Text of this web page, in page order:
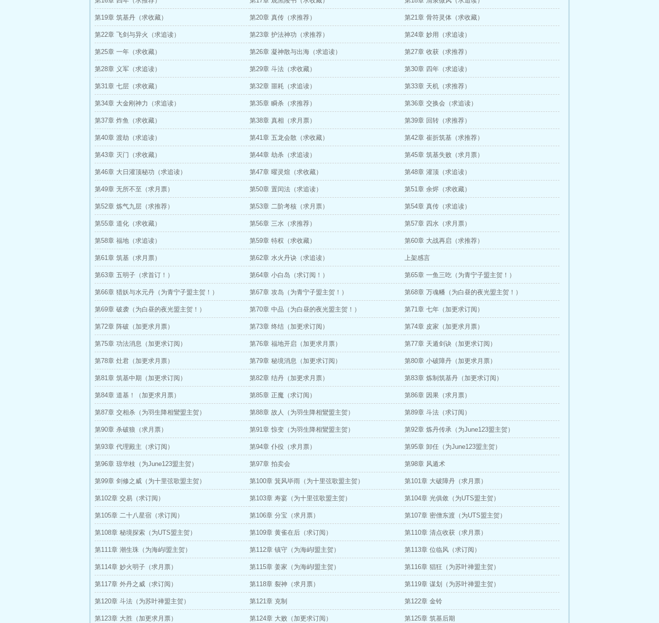
第19章 筑基丹（求收藏） 第20章 真传（求推荐） 第21章 骨符灵体（求收藏）
第22章 飞剑与异火（求追读） 第23章 护法神功（求推荐） 第24章 妙用（求追读）
第25章 一年（求收藏） 第26章 凝神散与出海（求追读） 第27章 收获（求推荐）
第28章 义军（求追读） 第29章 斗法（求收藏） 第30章 四年（求追读）
第31章 七层（求收藏） 第32章 噩耗（求追读） 第33章 天机（求推荐）
第34章 大金刚神力（求追读） 第35章 瞬杀（求推荐） 第36章 交换会（求追读）
第37章 炸鱼（求收藏） 第38章 真相（求月票） 第39章 回转（求推荐）
第40章 渡劫（求追读） 第41章 五龙会散（求收藏） 第42章 崔折筑基（求推荐）
第43章 灭门（求收藏） 第44章 劫杀（求追读） 第45章 筑基失败（求月票）
第46章 大日灌顶秘功（求追读） 第47章 曜灵煊（求收藏） 第48章 灌顶（求追读）
第49章 无所不至（求月票） 第50章 置闰法（求追读） 第51章 余烬（求收藏）
第52章 炼气九层（求推荐） 第53章 二阶考核（求月票） 第54章 真传（求追读）
第55章 道化（求收藏） 第56章 三水（求推荐） 第57章 四水（求月票）
第58章 福地（求追读） 第59章 特权（求收藏） 第60章 大战再启（求推荐）
第61章 筑基（求月票） 第62章 水火丹诀（求追读） 上架感言
第63章 五明子（求首订！） 第64章 小白岛（求订阅！） 第65章 一鱼三吃（为青宁子盟主贺！）
第66章 猎妖与水元丹（为青宁子盟主贺！） 第67章 攻岛（为青宁子盟主贺！） 第68章 万魂幡（为白昼的夜光盟主贺！）
第69章 破袭（为白昼的夜光盟主贺！） 第70章 中品（为白昼的夜光盟主贺！） 第71章 七年（加更求订阅）
第72章 阵破（加更求月票） 第73章 终结（加更求订阅） 第74章 皮家（加更求月票）
第75章 功法消息（加更求订阅） 第76章 福地开启（加更求月票） 第77章 天遁剑诀（加更求订阅）
第78章 灶君（加更求月票） 第79章 秘境消息（加更求订阅） 第80章 小破障丹（加更求月票）
第81章 筑基中期（加更求订阅） 第82章 结丹（加更求月票） 第83章 炼制筑基丹（加更求订阅）
第84章 道基！（加更求月票） 第85章 正魔（求订阅） 第86章 因果（求月票）
第87章 交相杀（为羽生降相鸞盟主贺） 第88章 故人（为羽生降相鸞盟主贺） 第89章 斗法（求订阅）
第90章 杀破狼（求月票） 第91章 惊变（为羽生降相鸞盟主贺） 第92章 炼丹传承（为June123盟主贺）
第93章 代理殿主（求订阅） 第94章 仆役（求月票） 第95章 卸任（为June123盟主贺）
第96章 琼华枝（为June123盟主贺） 第97章 拍卖会 第98章 风遁术
第99章 剑修之威（为十里弦歌盟主贺） 第100章 箕风毕雨（为十里弦歌盟主贺） 第101章 大破障丹（求月票）
第102章 交易（求订阅） 第103章 寿宴（为十里弦歌盟主贺） 第104章 光俱敛（为UTS盟主贺）
第105章 二十八星宿（求订阅） 第106章 分宝（求月票） 第107章 密僧东渡（为UTS盟主贺）
第108章 秘境探索（为UTS盟主贺） 第109章 黄雀在后（求订阅） 第110章 清点收获（求月票）
第111章 潮生珠（为海屿l盟主贺） 第112章 镇守（为海屿l盟主贺） 第113章 位临风（求订阅）
第114章 妙火明子（求月票） 第115章 姜家（为海屿l盟主贺） 第116章 猖狂（为苏叶禅盟主贺）
第117章 外丹之威（求订阅） 第118章 裂神（求月票） 第119章 谋划（为苏叶禅盟主贺）
第120章 斗法（为苏叶禅盟主贺） 第121章 克制 第122章 金铃
第123章 大胜（加更求月票） 第124章 大败（加更求订阅） 第125章 筑基后期